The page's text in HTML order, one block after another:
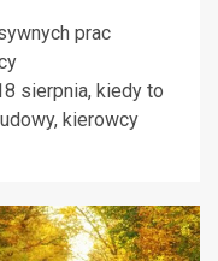
prac
sierpnia, kiedy to
kierowcy